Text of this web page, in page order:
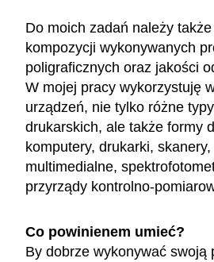
Do moich zadań należy
kompozycji wykonywanych
poligraficznych oraz jakości
W mojej pracy wykorzystuję
urządzeń, nie tylko różne
drukarskich, ale także formy
komputery, drukarki,
multimedialne,
przyrządy kontrolno-
Co powinienem umieć?
By dobrze wykonywać swoją